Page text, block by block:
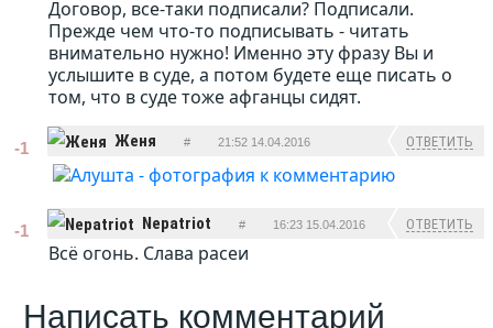
Договор, все-таки подписали? Подписали.
Прежде чем что-то подписывать - читать
внимательно нужно! Именно эту фразу Вы и
услышите в суде, а потом будете еще писать о
том, что в суде тоже афганцы сидят.
-1 Женя # 21:52 14.04.2016 ОТВЕТИТЬ
-1 Nepatriot # 16:23 15.04.2016 ОТВЕТИТЬ
Всё огонь. Слава расеи
Написать комментарий